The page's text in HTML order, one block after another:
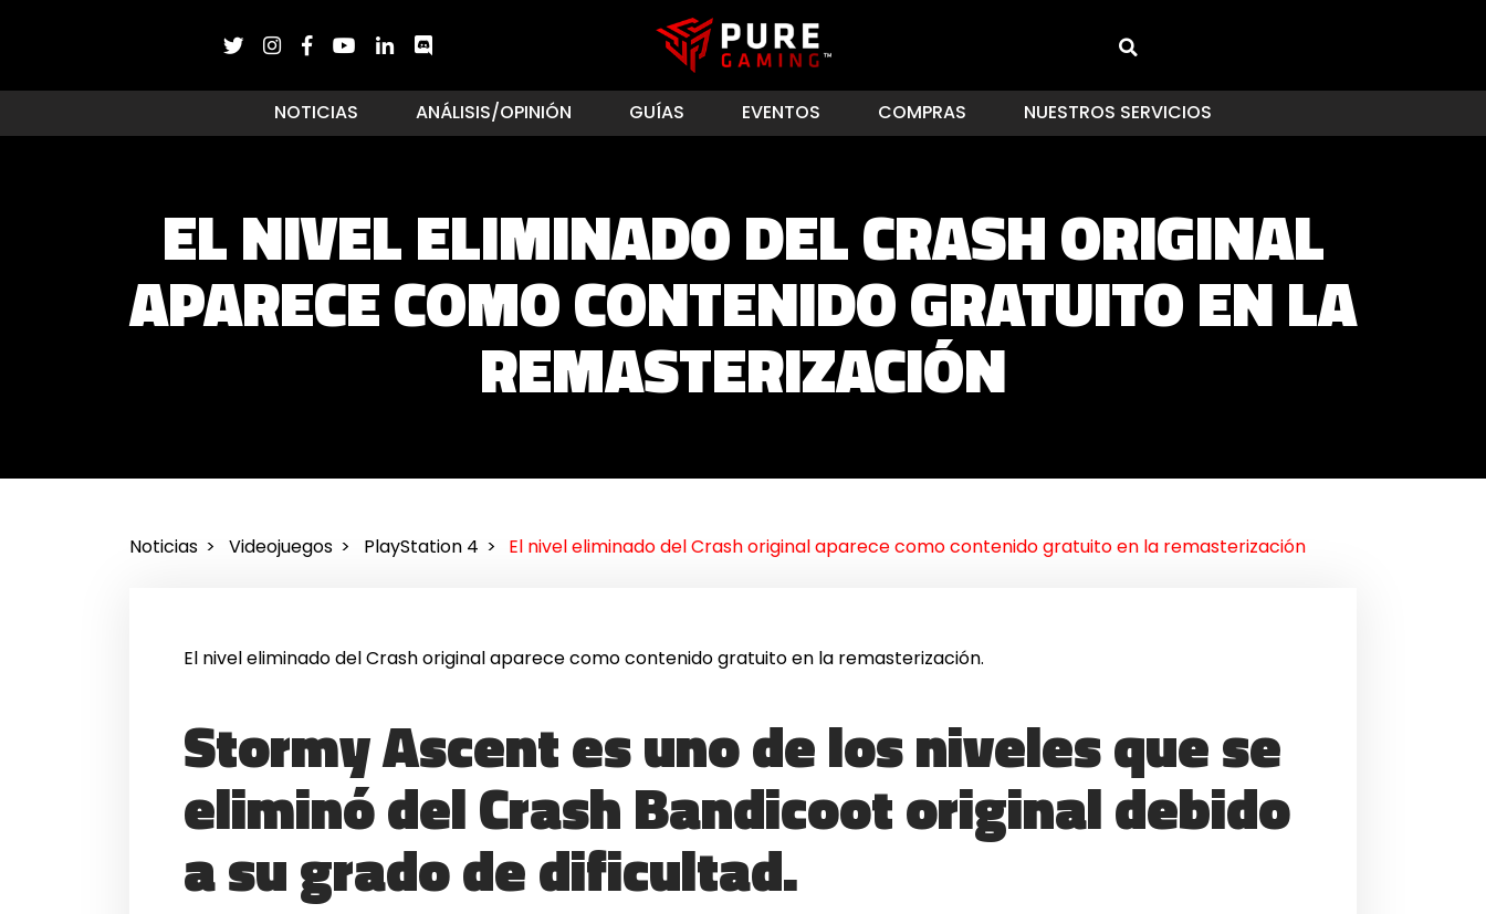
NOTICIAS ANÁLISIS/OPINIÓN GUÍAS EVENTOS COMPRAS NUESTROS SERVICIOS
EL NIVEL ELIMINADO DEL CRASH ORIGINAL
APARECE COMO CONTENIDO GRATUITO EN LA
REMASTERIZACIÓN
Noticias Videojuegos PlayStation 4 El nivel eliminado del Crash original aparece como contenido gratuito en la remasterización
El nivel eliminado del Crash original aparece como contenido gratuito en la remasterización.
Stormy Ascent es uno de los niveles que se
eliminó del Crash Bandicoot original debido
a su grado de dificultad.